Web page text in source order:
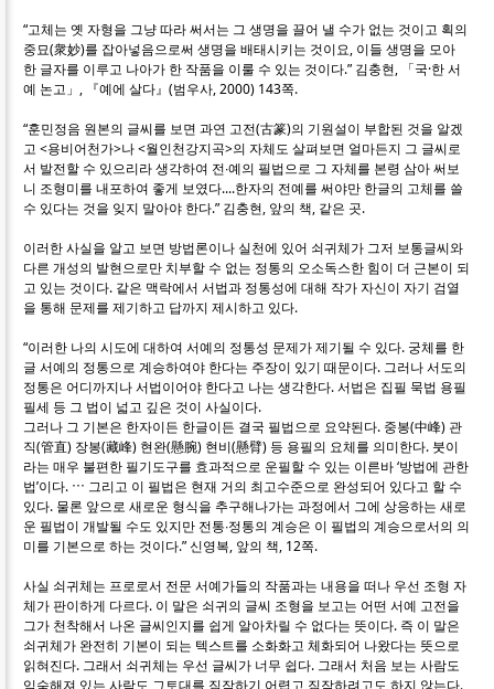
“고체는 옛 자형을 그냥 따라 써서는 그 생명을 끌어 낼 수가 없는 것이고 획의
중묘(衆妙)를 잡아넣음으로써 생명을 배태시키는 것이요, 이들 생명을 모아
한 글자를 이루고 나아가 한 작품을 이룰 수 있는 것이다.” 김충현, 「국·한 서
예 논고」, 『예에 살다』(범우사, 2000) 143쪽.
“훈민정음 원본의 글씨를 보면 과연 고전(古篆)의 기원설이 부합된 것을 알겠
고 <용비어천가>나 <월인천강지곡>의 자체도 살펴보면 얼마든지 그 글씨로
서 발전할 수 있으리라 생각하여 전∙예의 필법으로 그 자체를 본령 삼아 써보
니 조형미를 내포하여 좋게 보였다....한자의 전예를 써야만 한글의 고체를 쓸
수 있다는 것을 잊지 말아야 한다.” 김충현, 앞의 책, 같은 곳.
이러한 사실을 알고 보면 방법론이나 실천에 있어 쇠귀체가 그저 보통글씨와
다른 개성의 발현으로만 치부할 수 없는 정통의 오소독스한 힘이 더 근본이 되
고 있는 것이다. 같은 맥락에서 서법과 정통성에 대해 작가 자신이 자기 검열
을 통해 문제를 제기하고 답까지 제시하고 있다.
“이러한 나의 시도에 대하여 서예의 정통성 문제가 제기될 수 있다. 궁체를 한
글 서예의 정통으로 계승하여야 한다는 주장이 있기 때문이다. 그러나 서도의
정통은 어디까지나 서법이어야 한다고 나는 생각한다. 서법은 집필 묵법 용필
필세 등 그 법이 넓고 깊은 것이 사실이다.
그러나 그 기본은 한자이든 한글이든 결국 필법으로 요약된다. 중봉(中峰) 관
직(管直) 장봉(藏峰) 현완(懸腕) 현비(懸臂) 등 용필의 요체를 의미한다. 붓이
라는 매우 불편한 필기도구를 효과적으로 운필할 수 있는 이른바 ‘방법에 관한
법’이다. ⋯ 그리고 이 필법은 현재 거의 최고수준으로 완성되어 있다고 할 수
있다. 물론 앞으로 새로운 형식을 추구해나가는 과정에서 그에 상응하는 새로
운 필법이 개발될 수도 있지만 전통∙정통의 계승은 이 필법의 계승으로서의 의
미를 기본으로 하는 것이다.” 신영복, 앞의 책, 12쪽.
사실 쇠귀체는 프로로서 전문 서예가들의 작품과는 내용을 떠나 우선 조형 자
체가 판이하게 다르다. 이 말은 쇠귀의 글씨 조형을 보고는 어떤 서예 고전을
그가 천착해서 나온 글씨인지를 쉽게 알아차릴 수 없다는 뜻이다. 즉 이 말은
쇠귀체가 완전히 기본이 되는 텍스트를 소화화고 체화되어 나왔다는 뜻으로
읽혀진다. 그래서 쇠귀체는 우선 글씨가 너무 쉽다. 그래서 처음 보는 사람도
익숙해져 있는 사람도 그토대를 짐작하기 어렵고 짐작하려고도 하지 않는다.